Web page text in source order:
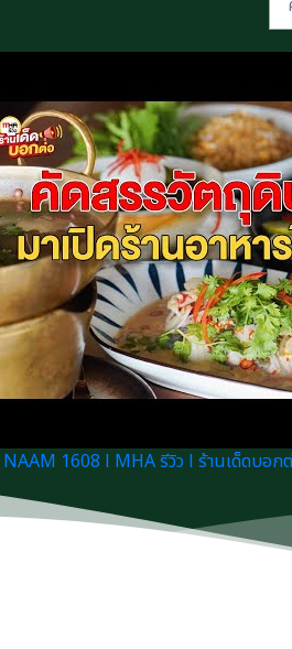
1608 l MHA รีวิว l ร้านเด็ดบอก